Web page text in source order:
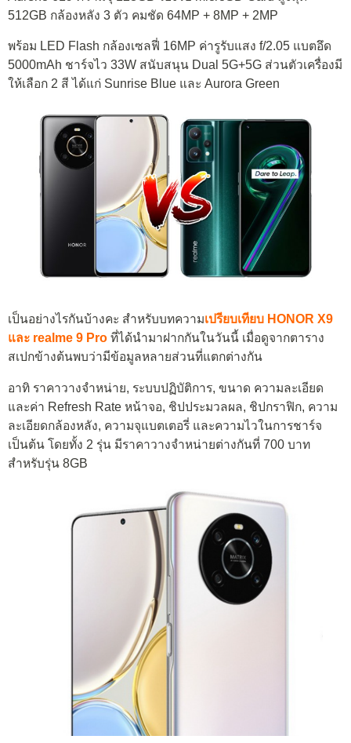
512GB กล้องหลัง 3 ตัว คมชัด 64MP + 8MP + 2MP
พร้อม LED Flash กล้องเซลฟี่ 16MP ค่ารูรับแสง f/2.05 แบตอึด
5000mAh ชาร์จไว 33W สนับสนุน Dual 5G+5G ส่วนตัวเครื่องมี
ให้เลือก 2 สี ได้แก่ Sunrise Blue และ Aurora Green
เป็นอย่างไรกันบ้างคะ สำหรับบทความเปรียบเทียบ HONOR X9
และ realme 9 Pro ที่ได้นำมาฝากกันในวันนี้ เมื่อดูจากตาราง
สเปกข้างต้นพบว่ามีข้อมูลหลายส่วนที่แตกต่างกัน
อาทิ ราคาวางจำหน่าย, ระบบปฏิบัติการ, ขนาด ความละเอียด
และค่า Refresh Rate หน้าจอ, ชิปประมวลผล, ชิปกราฟิก, ความ
ละเอียดกล้องหลัง, ความจุแบตเตอรี่ และความไวในการชาร์จ
เป็นต้น โดยทั้ง 2 รุ่น มีราคาวางจำหน่ายต่างกันที่ 700 บาท
สำหรับรุ่น 8GB